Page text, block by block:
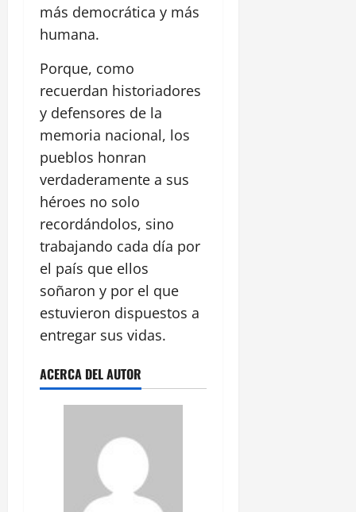
más democrática y más
humana.
Porque, como
recuerdan historiadores
y defensores de la
memoria nacional, los
pueblos honran
verdaderamente a sus
héroes no solo
recordándolos, sino
trabajando cada día por
el país que ellos
soñaron y por el que
estuvieron dispuestos a
entregar sus vidas.
ACERCA DEL AUTOR